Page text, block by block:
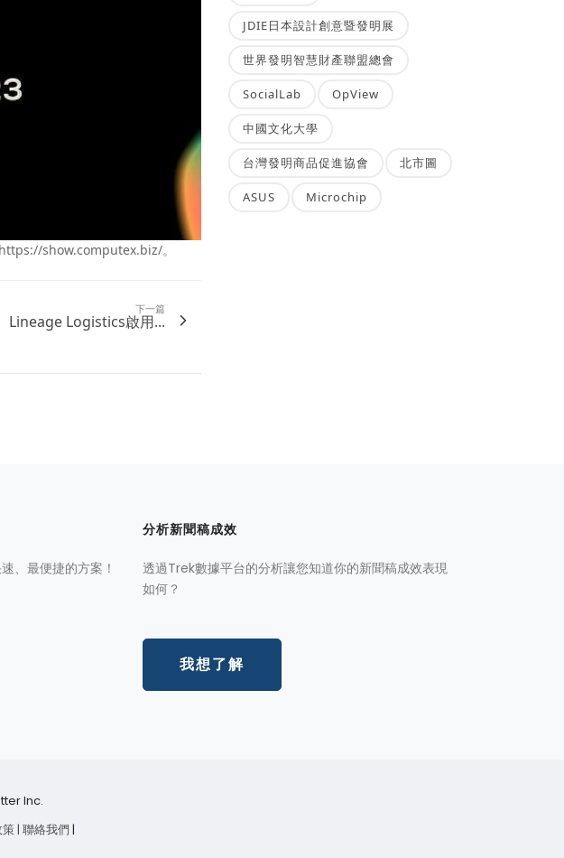
show.computex.biz/。
下一篇
Lineage Logistics啟用...
JDIE日本設計創意暨發明展
世界發明智慧財產聯盟總會
SocialLab OpView
中國文化大學
台灣發明商品促進協會 北市圖
ASUS Microchip
、最便捷的方案！
分析新聞稿成效
透過Trek數據平台的分析讓您知道你的新聞稿成效表現
如何？
我想了解
Inc.
策| 聯絡我們 |